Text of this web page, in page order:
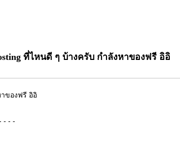
ที่ไหนดี ๆ บ้างครับ กำลังหาของฟรี อิอิ
ของฟรี อิอิ
- - -